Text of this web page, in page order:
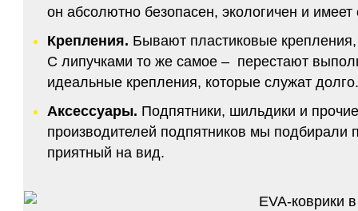
он абсолютно безопасен, экологичен и
Крепления. Бывают пластиковые
С липучками то же самое – перестают
идеальные крепления, которые служат
Аксессуары. Подпятники, шильдики и
производителей подпятников мы подбирали
приятный на вид.